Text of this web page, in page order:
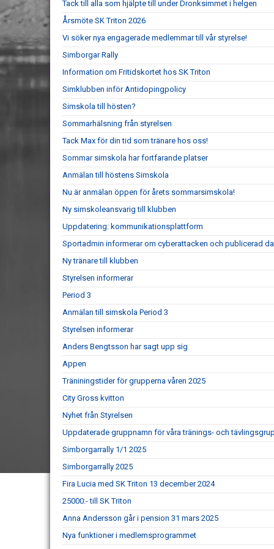
Tack till alla som hjälpte till under Dronksimmet i helgen
Årsmöte SK Triton 2026
Vi söker nya engagerade medlemmar till vår styrelse!
Simborgar Rally
Information om Fritidskortet hos SK Triton
Simklubben inför Antidopingpolicy
Simskola till hösten?
Sommarhälsning från styrelsen
Tack Max för din tid som tränare hos oss!
Sommar simskola har fortfarande platser
Anmälan till höstens Simskola
Nu är anmälan öppen för årets sommarsimskola!
Ny simskoleansvarig till klubben
Uppdatering: kommunikationsplattform
Sportadmin informerar om cyberattacken och publicerad
Ny tränare till klubben
Styrelsen informerar
Period 3
Anmälan till simskola Period 3
Styrelsen informerar
Anders Bengtsson har sagt upp sig
Appen
Träniningstider för grupperna våren 2025
City Gross kvitton
Nyhet från Styrelsen
Uppdaterade gruppnamn för våra tränings- och
Simborgarrally 1/1 2025
Simborgarrally 2025
Fira Lucia med SK Triton 13 december 2024
25000:- till SK Triton
Anna Andersson går i pension 31 mars 2025
Nya funktioner i medlemsprogrammet